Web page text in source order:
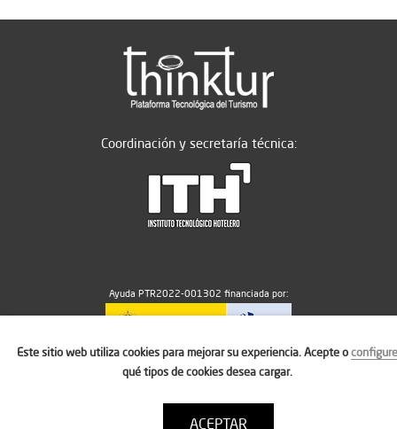
Coordinación y secretaría técnica:
Ayuda PTR2022-001302 financiada por:
MICIU/AEI/10.13039/501100011033
Este sitio web utiliza cookies para mejorar su experiencia. Acepte oconfigure
qué tipos de cookies desea cargar.
ACEPTAR